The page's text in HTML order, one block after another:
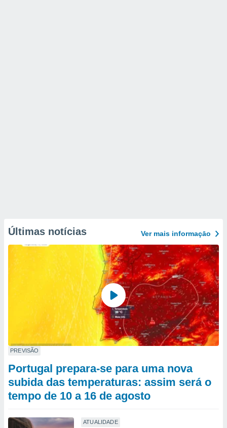
Últimas notícias Ver mais informaçāo
PREVISÃO
Portugal prepara-se para uma nova
subida das temperaturas: assim será o
tempo de 10 a 16 de agosto
ATUALIDADE